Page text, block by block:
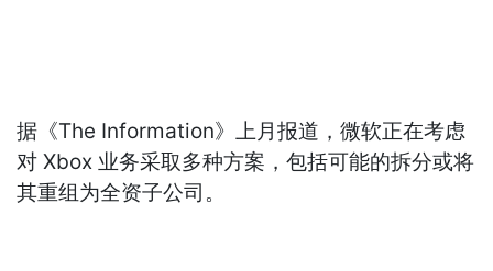
据《The Information》上月报道，微软正在考虑
对 Xbox 业务采取多种方案，包括可能的拆分或将
其重组为全资子公司。